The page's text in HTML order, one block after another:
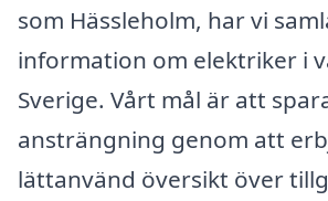
som Hässleholm, har vi
information om elektriker i
Sverige. Vårt mål är att
ansträngning genom att
lättanvänd översikt över